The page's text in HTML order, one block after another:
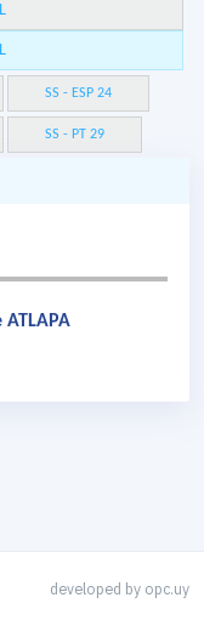
SS - ESP 24
SS - PT 29
developed by opc.uy